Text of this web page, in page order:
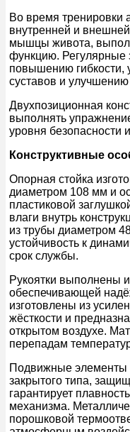
Во время тренировки
внутренней и
мышцы живота,
функцию. Регулярные
повышению гибкости,
суставов и
Двухпозиционная
выполнять
уровня безопасности
Конструктивные
Опорная стойка
диаметром 108 мм и
пластиковой
влаги внутрь
из трубы диаметром
устойчивость к
срок службы.
Рукоятки выполнены
обеспечивающей
изготовлены из
жёсткости и
открытом воздухе.
перепадам
Подвижные
закрытого типа,
гарантирует
механизма.
порошковой